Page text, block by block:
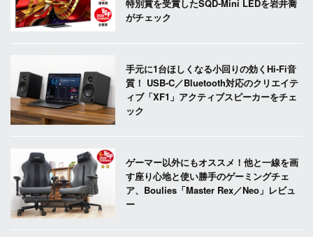
特別賞を受賞したSQD-Mini LEDを岩井喬
がチェック
手元に1台ほしくなる小回りの効くHi-Fi音
質！ USB-C／Bluetooth対応のクリエイテ
ィブ「XF1」アクティブスピーカーをチェ
ック
ゲーマー以外にもオススメ！他と一線を画
す座り心地と使い勝手のゲーミングチェ
ア、Boulies「Master Rex／Neo」レビュ
ー